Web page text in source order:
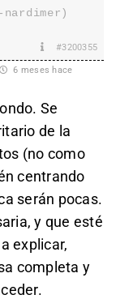
nardimer)
#3200355
6 meses hace
Se
de la
(no como
centrando
serán pocas.
y que esté
explicar,
completa y